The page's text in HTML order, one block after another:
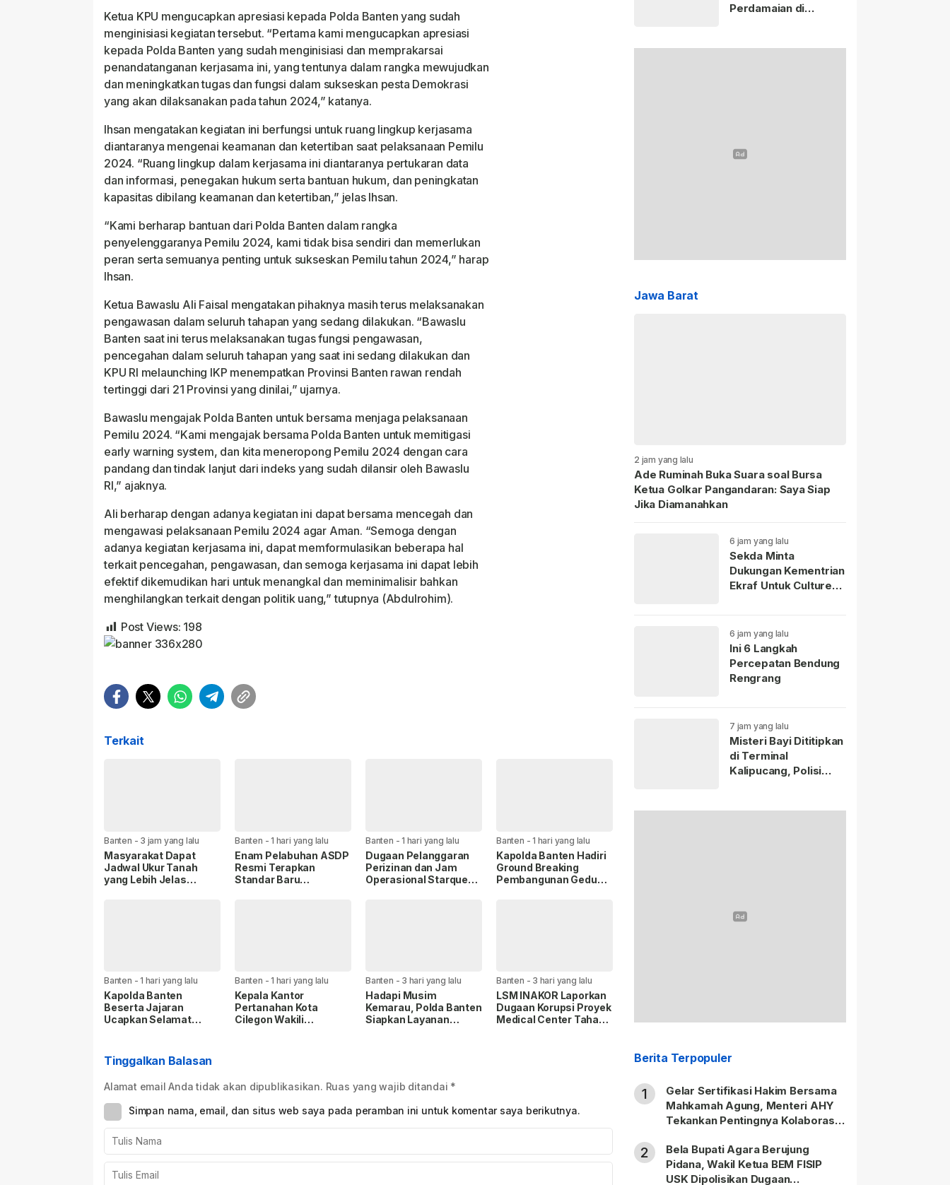
Ketua KPU mengucapkan apresiasi kepada Polda Banten yang sudah
menginisiasi kegiatan tersebut. “Pertama kami mengucapkan apresiasi
kepada Polda Banten yang sudah menginisiasi dan memprakarsai
penandatanganan kerjasama ini, yang tentunya dalam rangka mewujudkan
dan meningkatkan tugas dan fungsi dalam sukseskan pesta Demokrasi
yang akan dilaksanakan pada tahun 2024,” katanya.
Ihsan mengatakan kegiatan ini berfungsi untuk ruang lingkup kerjasama
diantaranya mengenai keamanan dan ketertiban saat pelaksanaan Pemilu
2024. “Ruang lingkup dalam kerjasama ini diantaranya pertukaran data
dan informasi, penegakan hukum serta bantuan hukum, dan peningkatan
kapasitas dibilang keamanan dan ketertiban,” jelas Ihsan.
“Kami berharap bantuan dari Polda Banten dalam rangka
penyelenggaranya Pemilu 2024, kami tidak bisa sendiri dan memerlukan
peran serta semuanya penting untuk sukseskan Pemilu tahun 2024,” harap
Ihsan.
Ketua Bawaslu Ali Faisal mengatakan pihaknya masih terus melaksanakan
pengawasan dalam seluruh tahapan yang sedang dilakukan. “Bawaslu
Banten saat ini terus melaksanakan tugas fungsi pengawasan,
pencegahan dalam seluruh tahapan yang saat ini sedang dilakukan dan
KPU RI melaunching IKP menempatkan Provinsi Banten rawan rendah
tertinggi dari 21 Provinsi yang dinilai,” ujarnya.
Bawaslu mengajak Polda Banten untuk bersama menjaga pelaksanaan
Pemilu 2024. “Kami mengajak bersama Polda Banten untuk memitigasi
early warning system, dan kita meneropong Pemilu 2024 dengan cara
pandang dan tindak lanjut dari indeks yang sudah dilansir oleh Bawaslu
RI,” ajaknya.
Ali berharap dengan adanya kegiatan ini dapat bersama mencegah dan
mengawasi pelaksanaan Pemilu 2024 agar Aman. “Semoga dengan
adanya kegiatan kerjasama ini, dapat memformulasikan beberapa hal
terkait pencegahan, pengawasan, dan semoga kerjasama ini dapat lebih
efektif dikemudikan hari untuk menangkal dan meminimalisir bahkan
menghilangkan terkait dengan politik uang,” tutupnya (Abdulrohim).
Post Views: 198
Terkait
Banten - 3 jam yang lalu
Masyarakat Dapat
Jadwal Ukur Tanah
yang Lebih Jelas
Banten -1 hari yang lalu
Enam Pelabuhan ASDP
Resmi Terapkan
Standar Baru
Banten -1 hari yang lalu
Dugaan Pelanggaran
Perizinan dan Jam
Operasional Starquen
Banten -1 hari yang lalu
Kapolda Banten Hadiri
Ground Breaking
Pembangunan Gedung
Banten -1 hari yang lalu
Kapolda Banten
Beserta Jajaran
Ucapkan Selamat
TNI Agus Subiyanto
Banten -1 hari yang lalu
Kepala Kantor
Pertanahan Kota
Cilegon Wakili
Banten - 3 hari yang lalu
Hadapi Musim
Kemarau, Polda Banten
Siapkan Layanan
Banten - 3 hari yang lalu
LSM INAKOR Laporkan
Dugaan Korupsi Proyek
Medical Center Tahap II
Tinggalkan Balasan
Alamat email Anda tidak akan dipublikasikan. Ruas yang wajib ditandai *
Simpan nama, email, dan situs web saya pada peramban ini untuk komentar saya berikutnya.
Perdamaian di
Jawa Barat
2 jam yang lalu
Ade Ruminah Buka Suara soal Bursa
Ketua Golkar Pangandaran: Saya Siap
Jika Diamanahkan
6 jam yang lalu
Sekda Minta
Dukungan Kementrian
Ekraf Untuk Culture
6 jam yang lalu
Ini 6 Langkah
Percepatan Bendung
Rengrang
7 jam yang lalu
Misteri Bayi Dititipkan
di Terminal
Kalipucang, Polisi
Berita Terpopuler
1
Gelar Sertifikasi Hakim Bersama
Mahkamah Agung, Menteri AHY
Tekankan Pentingnya Kolaborasi
Masyarakat
2
Bela Bupati Agara Berujung
Pidana, Wakil Ketua BEM FISIP
USK Dipolisikan Dugaan